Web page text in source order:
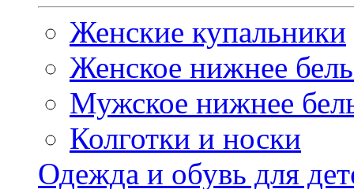
Женские купальники
Женское нижнее
Мужское нижнее
Колготки и носки
Одежда и обувь для